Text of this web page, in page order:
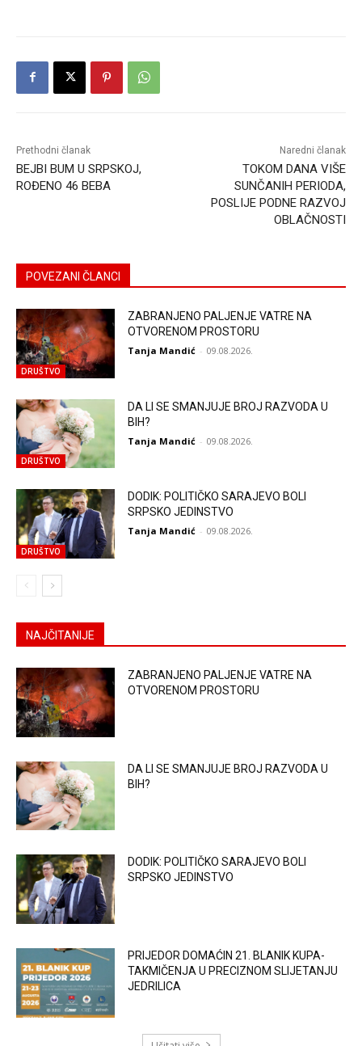
Prethodni članak
BEJBI BUM U SRPSKOJ,
ROĐENO 46 BEBA
Naredni članak
TOKOM DANA VIŠE
SUNČANIH PERIODA,
POSLIJE PODNE RAZVOJ
OBLAČNOSTI
POVEZANI ČLANCI
DRUŠTVO
ZABRANJENO PALJENJE VATRE NA
OTVORENOM PROSTORU
Tanja Mandić - 09.08.2026.
DRUŠTVO
DA LI SE SMANJUJE BROJ RAZVODA U
BIH?
Tanja Mandić - 09.08.2026.
DRUŠTVO
DODIK: POLITIČKO SARAJEVO BOLI
SRPSKO JEDINSTVO
Tanja Mandić - 09.08.2026.
NAJČITANIJE
ZABRANJENO PALJENJE VATRE NA
OTVORENOM PROSTORU
DA LI SE SMANJUJE BROJ RAZVODA U
BIH?
DODIK: POLITIČKO SARAJEVO BOLI
SRPSKO JEDINSTVO
PRIJEDOR DOMAĆIN 21. BLANIK KUPA-
TAKMIČENJA U PRECIZNOM SLIJETANJU
JEDRILICA